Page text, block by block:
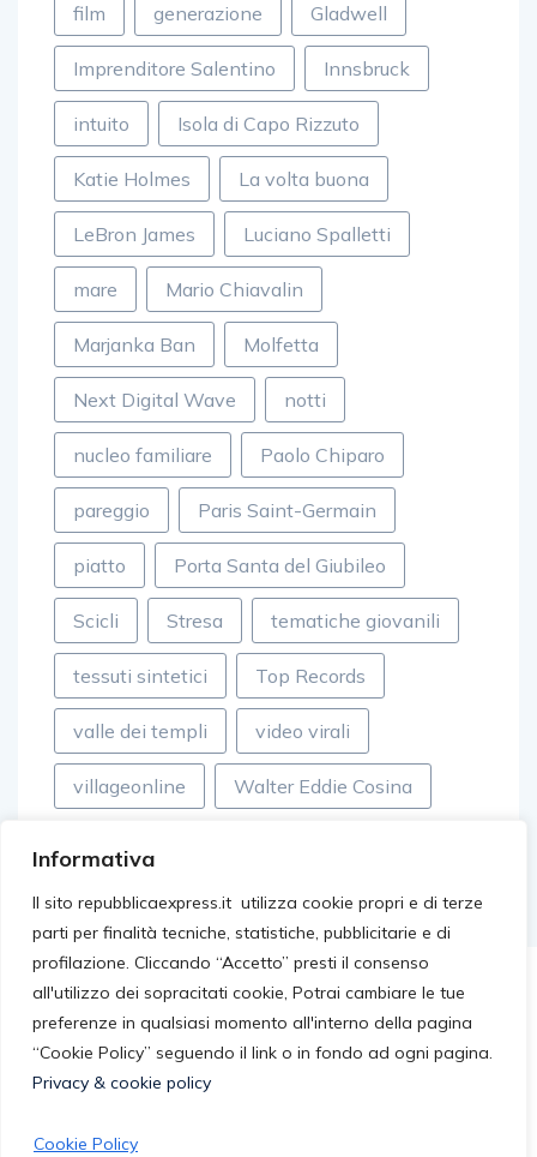
Informativa
Il sito repubblicaexpress.it utilizza cookie propri e di terze
parti per finalità tecniche, statistiche, pubblicitarie e di
profilazione. Cliccando “Accetto” presti il consenso
all'utilizzo dei sopracitati cookie, Potrai cambiare le tue
preferenze in qualsiasi momento all'interno della pagina
“Cookie Policy” seguendo il link o in fondo ad ogni pagina.
Privacy & cookie policy
Cookie Policy
film generazione Gladwell
Imprenditore Salentino Innsbruck
intuito Isola di Capo Rizzuto
Katie Holmes La volta buona
LeBron James Luciano Spalletti
mare Mario Chiavalin
Marjanka Ban Molfetta
Next Digital Wave notti
nucleo familiare Paolo Chiparo
pareggio Paris Saint-Germain
piatto Porta Santa del Giubileo
Scicli Stresa tematiche giovanili
tessuti sintetici Top Records
valle dei templi video virali
villageonline Walter Eddie Cosina